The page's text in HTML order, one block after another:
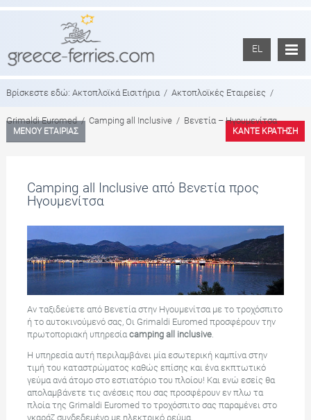
EL
Βρίσκεστε εδώ: Ακτοπλοϊκά Εισιτήρια / Ακτοπλοϊκές Εταιρείες /
Grimaldi Euromed / Camping all Inclusive / Βενετία – Ηγουμενίτσα
ΜΕΝΟΥ ΕΤΑΙΡΙΑΣ ΚΑΝΤΕ ΚΡΑΤΗΣΗ
Camping all Inclusive από Βενετία προς
Ηγουμενίτσα
Αν ταξιδεύετε από Βενετία στην Ηγουμενίτσα με το τροχόσπιτο
ή το αυτοκινούμενό σας, Οι Grimaldi Euromed προσφέρουν την
πρωτοποριακή υπηρεσίαcamping all inclusive.
Η υπηρεσία αυτή περιλαμβάνει μία εσωτερική καμπίνα στην
τιμή του καταστρώματος καθώς επίσης και ένα εκπτωτικό
γεύμα ανά άτομο στο εστιατόριο του πλοίου! Και ενώ εσείς θα
απολαμβάνετε τις ανέσεις που σας προσφέρουν εν πλω τα
πλοία της Grimaldi Euromed το τροχόσπιτο σας παραμένει στο
γκαράζ συνδεδεμένο με ηλεκτρικό ρεύμα.